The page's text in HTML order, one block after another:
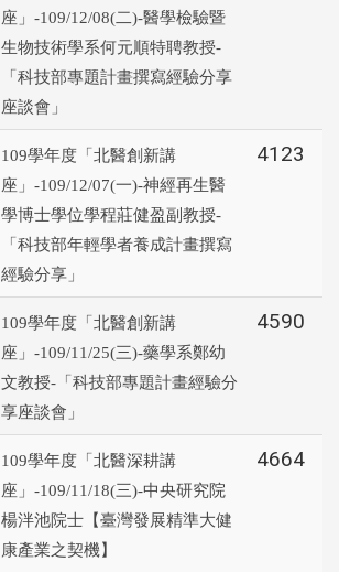
座」-109/12/08(二)-醫學檢驗暨
生物技術學系何元順特聘教授-
「科技部專題計畫撰寫經驗分享
座談會」
109學年度「北醫創新講
座」-109/12/07(一)-神經再生醫
學博士學位學程莊健盈副教授-
「科技部年輕學者養成計畫撰寫
經驗分享」
4123
109學年度「北醫創新講
座」-109/11/25(三)-藥學系鄭幼
文教授-「科技部專題計畫經驗分
享座談會」
4590
109學年度「北醫深耕講
座」-109/11/18(三)-中央研究院
楊泮池院士【臺灣發展精準大健
康產業之契機】
4664